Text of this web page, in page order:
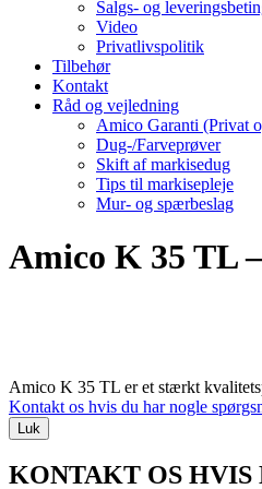
Salgs- og
Video
Privatlivspolitik
Tilbehør
Kontakt
Råd og vejledning
Amico Garanti (Privat
Dug-/Farveprøver
Skift af markisedug
Tips til markisepleje
Mur- og spærbeslag
Amico K 35 TL
Amico K 35 TL er et stærkt
Kontakt os hvis du har nogle
Luk
KONTAKT OS HVIS